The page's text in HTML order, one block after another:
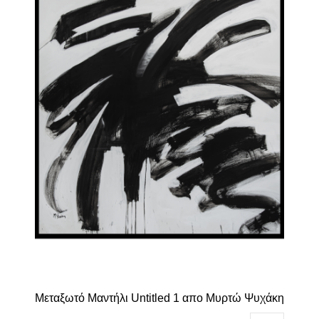
Μεταξωτό Μαντήλι Untitled 1 απο Μυρτώ Ψυχάκη
πολλαπλές
παραλλαγές.
επιλογές
μπορούν
να
επιλεγούν
σελίδα
του
προϊόντος